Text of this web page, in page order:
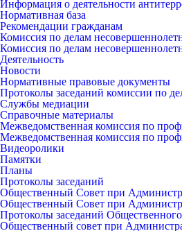
Информация о деятельности
Нормативная база
Рекомендации гражданам
Комиссия по делам
Комиссия по делам
Деятельность
Новости
Нормативные правовые документы
Протоколы заседаний комиссии по
Службы медиации
Справочные материалы
Межведомственная комиссия по
Межведомственная комиссия по
Видеоролики
Памятки
Планы
Протоколы заседаний
Общественный Совет при
Общественный Совет при
Протоколы заседаний Общественного
Общественный совет при